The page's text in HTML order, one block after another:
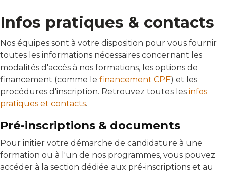
Infos pratiques & contacts
Nos équipes sont à votre disposition pour vous fournir
toutes les informations nécessaires concernant les
modalités d'accès à nos formations, les options de
financement (comme le financement CPF) et les
procédures d'inscription. Retrouvez toutes les infos
pratiques et contacts.
Pré-inscriptions & documents
Pour initier votre démarche de candidature à une
formation ou à l'un de nos programmes, vous pouvez
accéder à la section dédiée aux pré-inscriptions et au